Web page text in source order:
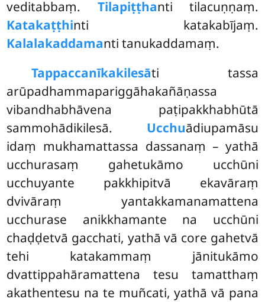
veditabbaṃ. Tilapiṭṭhanti tilacuṇṇaṃ.
Katakaṭṭhinti katakabījaṃ.
Kalalakaddamanti tanukaddamaṃ.
Tappaccanīkakilesāti tassa
arūpadhammapariggāhakañāṇassa
vibandhabhāvena paṭipakkhabhūtā
sammohādikilesā. Ucchuādiupamāsu
idaṃ mukhamattassa dassanaṃ – yathā
ucchurasaṃ gahetukāmo ucchūni
ucchuyante pakkhipitvā ekavāraṃ
dvivāraṃ yantakkamanamattena
ucchurase anikkhamante na ucchūni
chaḍḍetvā gacchati, yathā vā core gahetvā
tehi katakammaṃ jānitukāmo
dvattippahāramattena tesu tamatthaṃ
akathentesu na te muñcati, yathā vā pana